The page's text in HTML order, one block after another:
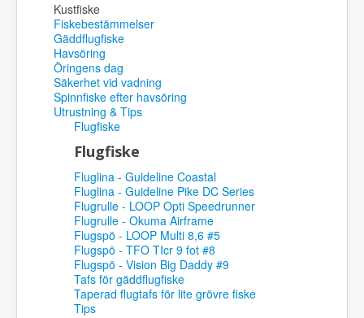
Kustfiske
Fiskebestämmelser
Gäddflugfiske
Havsöring
Öringens dag
Säkerhet vid vadning
Spinnfiske efter havsöring
Utrustning & Tips
Flugfiske
Flugfiske
Fluglina - Guideline Coastal
Fluglina - Guideline Pike DC Series
Flugrulle - LOOP Opti Speedrunner
Flugrulle - Okuma Airframe
Flugspö - LOOP Multi 8,6 #5
Flugspö - TFO TIcr 9 fot #8
Flugspö - Vision Big Daddy #9
Tafs för gäddflugfiske
Taperad flugtafs för lite grövre fiske
Tips